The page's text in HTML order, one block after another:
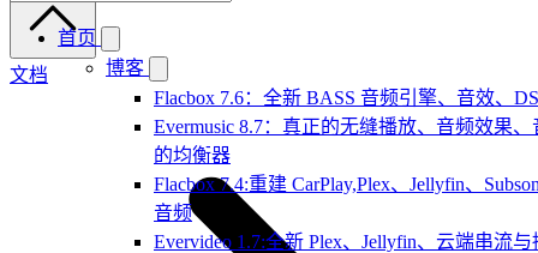
首页
博客
Flacbox 7.6：全新 BASS 音频引擎、音效、
Evermusic 8.7：真正的无缝播放、音频效果
的均衡器
Flacbox 7.4:重建 CarPlay,Plex、Jellyfin、
音频
Evervideo 1.7:全新 Plex、Jellyfin、云端串流
文档